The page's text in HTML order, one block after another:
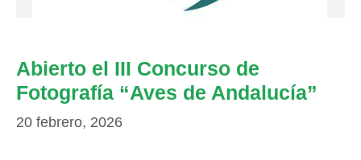
Abierto el III Concurso de
Fotografía “Aves de Andalucía”
20 febrero, 2026